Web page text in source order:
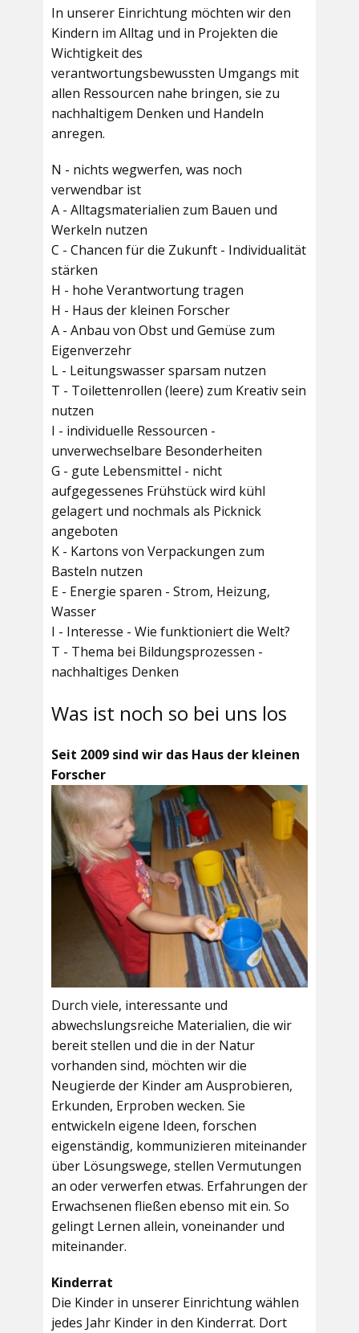
In unserer Einrichtung möchten wir den
Kindern im Alltag und in Projekten die
Wichtigkeit des
verantwortungsbewussten Umgangs mit
allen Ressourcen nahe bringen, sie zu
nachhaltigem Denken und Handeln
anregen.
N - nichts wegwerfen, was noch
verwendbar ist
A - Alltagsmaterialien zum Bauen und
Werkeln nutzen
C - Chancen für die Zukunft - Individualität
stärken
H - hohe Verantwortung tragen
H - Haus der kleinen Forscher
A - Anbau von Obst und Gemüse zum
Eigenverzehr
L - Leitungswasser sparsam nutzen
T - Toilettenrollen (leere) zum Kreativ sein
nutzen
I - individuelle Ressourcen -
unverwechselbare Besonderheiten
G - gute Lebensmittel - nicht
aufgegessenes Frühstück wird kühl
gelagert und nochmals als Picknick
angeboten
K - Kartons von Verpackungen zum
Basteln nutzen
E - Energie sparen - Strom, Heizung,
Wasser
I - Interesse - Wie funktioniert die Welt?
T - Thema bei Bildungsprozessen -
nachhaltiges Denken
Was ist noch so bei uns los
Seit 2009 sind wir das Haus der kleinen
Forscher
Durch viele, interessante und
abwechslungsreiche Materialien, die wir
bereit stellen und die in der Natur
vorhanden sind, möchten wir die
Neugierde der Kinder am Ausprobieren,
Erkunden, Erproben wecken. Sie
entwickeln eigene Ideen, forschen
eigenständig, kommunizieren miteinander
über Lösungswege, stellen Vermutungen
an oder verwerfen etwas. Erfahrungen der
Erwachsenen fließen ebenso mit ein. So
gelingt Lernen allein, voneinander und
miteinander.
Kinderrat
Die Kinder in unserer Einrichtung wählen
jedes Jahr Kinder in den Kinderrat. Dort